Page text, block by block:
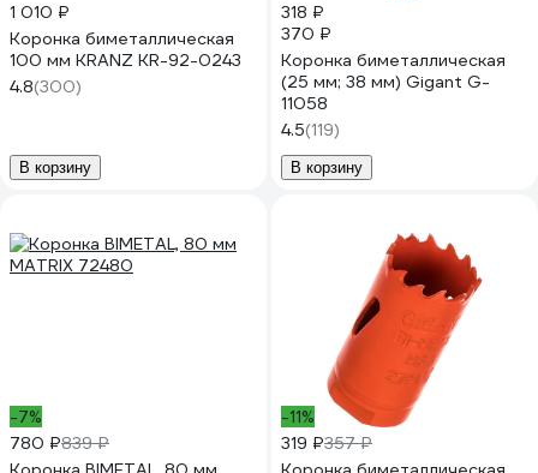
1 010 ₽
Коронка биметаллическая
100 мм KRANZ KR-92-0243
4.8(300)
В корзину
318 ₽
370 ₽
Коронка биметаллическая
(25 мм; 38 мм) Gigant G-
11058
4.5(119)
В корзину
-7%
780 ₽839 ₽
-11%
319 ₽357 ₽